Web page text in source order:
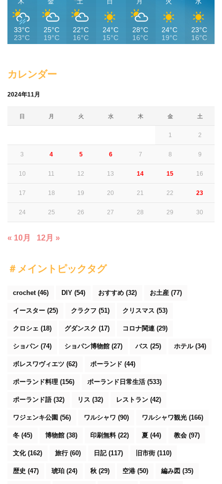
33°C
23°C
25°C
19°C
22°C
16°C
24°C
15°C
28°C
16°C
24°C
19°C
23°C
16°C
カレンダー
2024年11月
日 月 火 水 木 金 土
1 2
3 4 5 6 7 8 9
10 11 12 13 14 15 16
17 18 19 20 21 22 23
24 25 26 27 28 29 30
« 10月 12月 »
＃メイントピックタグ
crochet (46) DIY (54) おすすめ (32) お土産 (77)
イースター (25) クラクフ (51) クリスマス (53)
クロシェ (18) グダンスク (17) コロナ関連 (29)
ショパン (74) ショパン博物館 (27) バス (25) ホテル(34)
ボレスワヴィエツ (62) ポーランド (44)
ポーランド料理 (156) ポーランド日常生活(533)
ポーランド語(32) リス (32) レストラン (42)
ワジェンキ公園 (56) ワルシャワ (90) ワルシャワ観光 (166)
冬 (45) 博物館 (38) 印刷無料(22) 夏 (44) 教会 (97)
文化(162) 旅行 (60) 日記(117) 旧市街 (110)
歴史 (47) 琥珀 (24) 秋 (29) 空港 (50) 編み図 (35)